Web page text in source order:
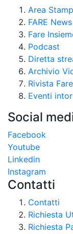
Area
FARE News
Fare
Podcast
Diretta
Archivio
Rivista Fare
Eventi
Social
Facebook
Youtube
Linkedin
Instagram
Contatti
Contatti
Richiesta
Richiesta